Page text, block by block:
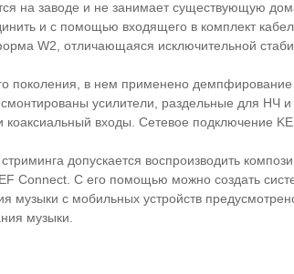
на заводе и не занимает существующую
и с помощью входящего в комплект
W2, отличающаяся исключительной
поколения, в нем применено
смонтированы усилители, раздельные для НЧ
входы. Сетевое подключение
допускается воспроизводить
Connect. С его помощью можно создать
музыки с мобильных устройств
музыки.